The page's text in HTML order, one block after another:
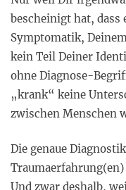
bescheinigt hat,
Symptomatik,
kein Teil Deiner
ohne Diagnose-
„krank“ keine
zwischen Menschen
Die genaue
Und zwar deshalb,